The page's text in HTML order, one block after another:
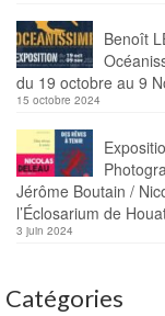
Benoît
du 19 octobre au 9
15 octobre 2024
Jérôme Boutain /
l’Éclosarium de
3 juin 2024
Catégories